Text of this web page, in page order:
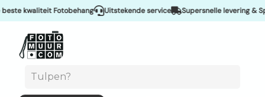
kwaliteit Fotobehang Uitstekende service Supersnelle levering &